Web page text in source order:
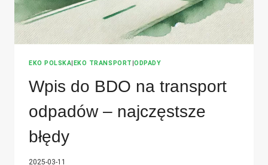
EKO POLSKA|EKO TRANSPORT |ODPADY
Wpis do BDO na transport
odpadów – najczęstsze
błędy
2025-03-11